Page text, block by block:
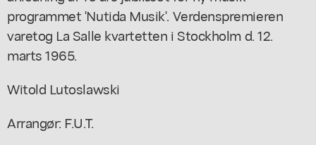
programmet 'Nutida Musik'. Verdenspremieren
varetog La Salle kvartetten i Stockholm d. 12.
marts 1965.
Witold Lutoslawski
Arrangør: F.U.T.